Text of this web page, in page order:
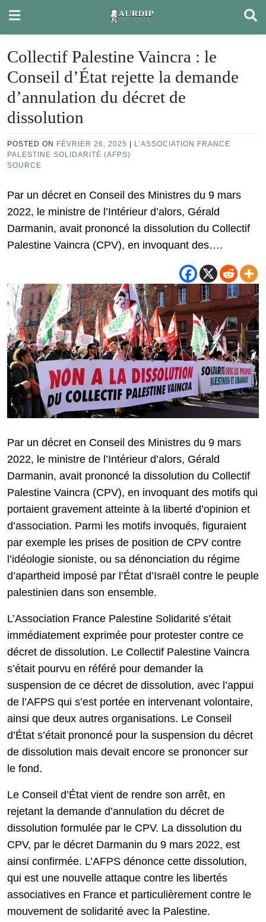
content
Collectif Palestine Vaincra : le
Conseil d’État rejette la demande
d’annulation du décret de
dissolution
POSTED ON FÉVRIER 26, 2025
L’ASSOCIATION FRANCE
PALESTINE SOLIDARITÉ (AFPS)
SOURCE
Par un décret en Conseil des Ministres du 9 mars
2022, le ministre de l’Intérieur d’alors, Gérald
Darmanin, avait prononcé la dissolution du Collectif
Palestine Vaincra (CPV), en invoquant des….
Par un décret en Conseil des Ministres du 9 mars
2022, le ministre de l’Intérieur d’alors, Gérald
Darmanin, avait prononcé la dissolution du Collectif
Palestine Vaincra (CPV), en invoquant des motifs qui
portaient gravement atteinte à la liberté d’opinion et
d’association. Parmi les motifs invoqués, figuraient
par exemple les prises de position de CPV contre
l’idéologie sioniste, ou sa dénonciation du régime
d’apartheid imposé par l’État d’Israël contre le peuple
palestinien dans son ensemble.
L’Association France Palestine Solidarité s’était
immédiatement exprimée pour protester contre ce
décret de dissolution. Le Collectif Palestine Vaincra
s’était pourvu en référé pour demander la
suspension de ce décret de dissolution, avec l’appui
de l’AFPS qui s’est portée en intervenant volontaire,
ainsi que deux autres organisations. Le Conseil
d’État s’était prononcé pour la suspension du décret
de dissolution mais devait encore se prononcer sur
le fond.
Le Conseil d’État vient de rendre son arrêt, en
rejetant la demande d’annulation du décret de
dissolution formulée par le CPV. La dissolution du
CPV, par le décret Darmanin du 9 mars 2022, est
ainsi confirmée. L’AFPS dénonce cette dissolution,
qui est une nouvelle attaque contre les libertés
associatives en France et particulièrement contre le
mouvement de solidarité avec la Palestine.